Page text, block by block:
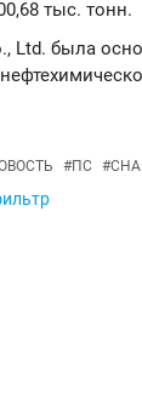
тыс. тонн.
Ltd. была
#ПС #